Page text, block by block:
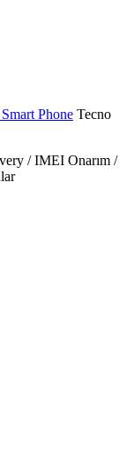
Phone Tecno
/ IMEI Onarım /